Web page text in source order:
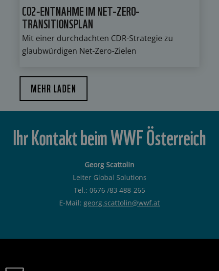
CO2-ENTNAHME IM NET-ZERO-
TRANSITIONSPLAN
Mit einer durchdachten CDR-Strategie zu
glaubwürdigen Net-Zero-Zielen
MEHR LADEN
Ihr Kontakt beim WWF Österreich
Georg Scattolin
Leiter Global Solutions
Tel.: 0676 /83 488-265
E-Mail: georg.scattolin@wwf.at